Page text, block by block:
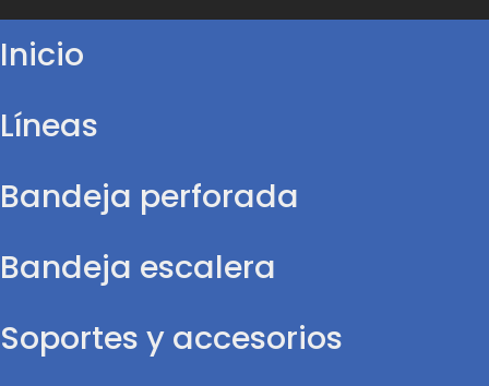
Inicio
Líneas
Bandeja perforada
Bandeja escalera
Soportes y accesorios